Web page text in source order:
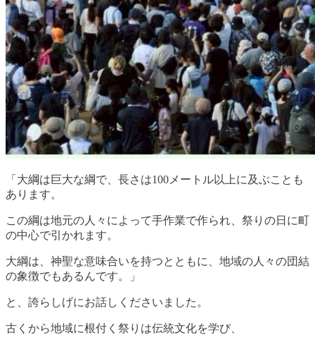
「大綱は巨大な綱で、長さは100メートル以上に及ぶことも
あります。
この綱は地元の人々によって手作業で作られ、祭りの日に町
の中心で引かれます。
大綱は、神聖な意味合いを持つとともに、地域の人々の団結
の象徴でもあるんです。」
と、誇らしげにお話しくださいました。
古くから地域に根付く祭りは伝統文化を学び、